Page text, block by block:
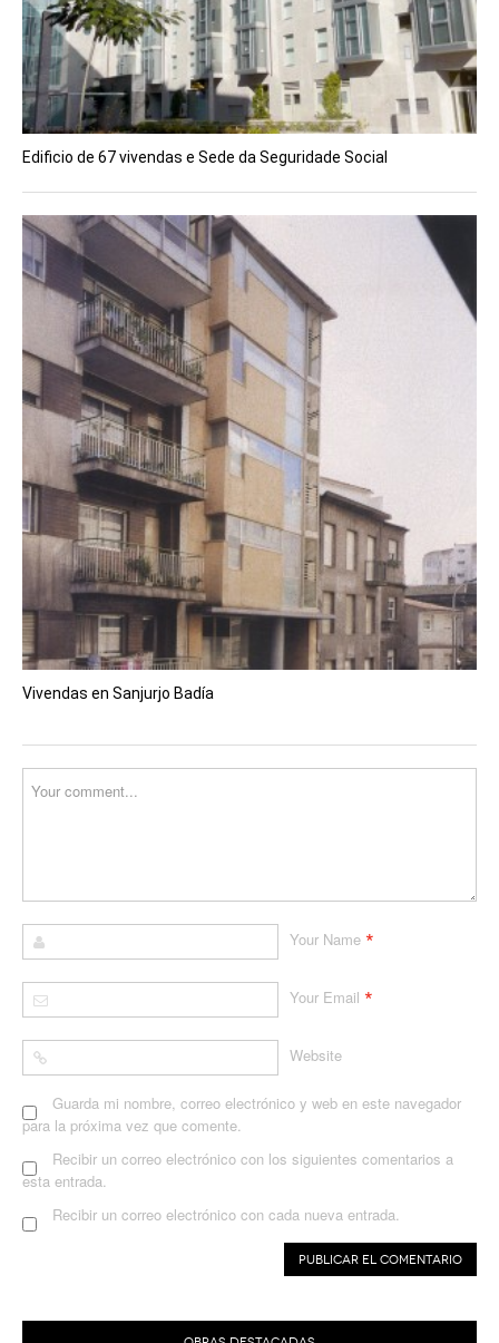
Edificio de 67 vivendas e Sede da Seguridade Social
Vivendas en Sanjurjo Badía
Your Name *
Your Email *
Website
Guarda mi nombre, correo electrónico y web en este navegador
para la próxima vez que comente.
Recibir un correo electrónico con los siguientes comentarios a
esta entrada.
Recibir un correo electrónico con cada nueva entrada.